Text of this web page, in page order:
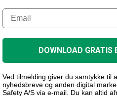
DOWNLOAD GRATIS
Ved tilmelding giver du samtykke til
nyhedsbreve og anden digital
Safety A/S via e-mail. Du kan altid